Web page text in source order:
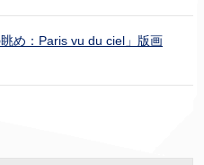
め：Paris vu du ciel」版画